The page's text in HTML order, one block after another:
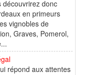
découvrirez donc
en primeurs
vignobles de
Graves, Pomerol,
répond aux attentes